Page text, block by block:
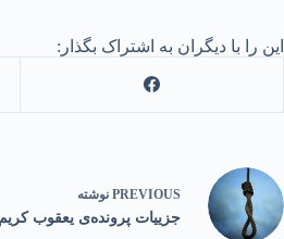
این را با دیگران به اشتراک بگذار:
PREVIOUS نوشته
جزییات پرونده‌ی یعقوب